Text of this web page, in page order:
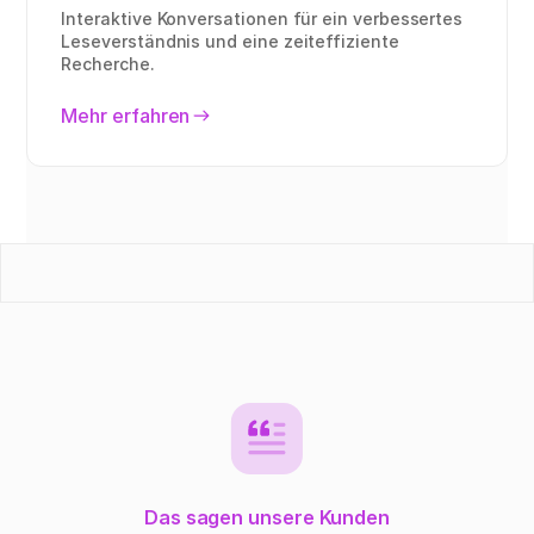
Interaktive Konversationen für ein verbessertes
Leseverständnis und eine zeiteffiziente
Recherche.
Mehr erfahren
Das sagen unsere Kunden